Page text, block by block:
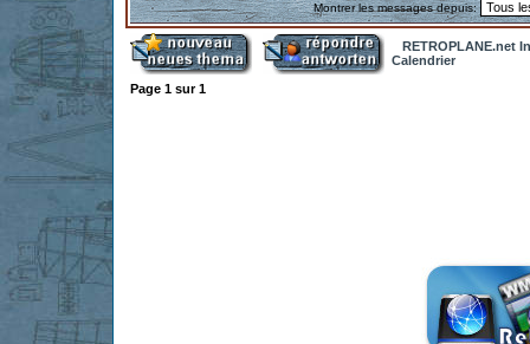
Montrer les messages depuis:
RETROPLANE.net
Calendrier
Page 1 sur1